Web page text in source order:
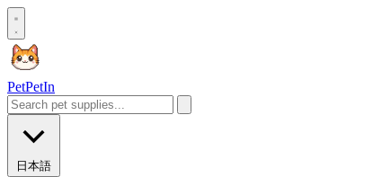
PetPetIn
日本語